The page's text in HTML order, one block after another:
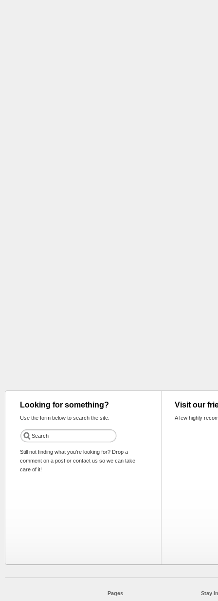
Looking for something?
Use the form below to search the site:
Still not finding what you're looking for? Drop a
comment on a post or contact us so we can take
care of it!
Visit our
A few highly
Pages Stay